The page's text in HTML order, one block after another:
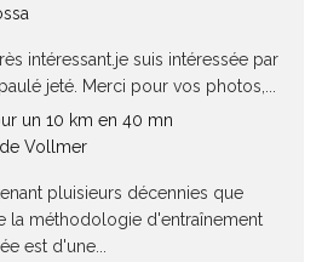
intéressant.je suis intéressée par
jeté. Merci pour vos photos,...
un 10 km en 40 mn
Vollmer
pluisieurs décennies que
la méthodologie d'entraînement
est d'une...